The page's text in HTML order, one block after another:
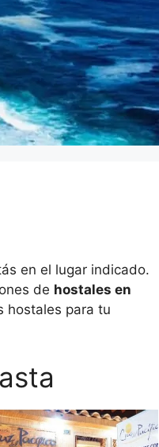
en el lugar indicado.
de hostales en
hostales para tu